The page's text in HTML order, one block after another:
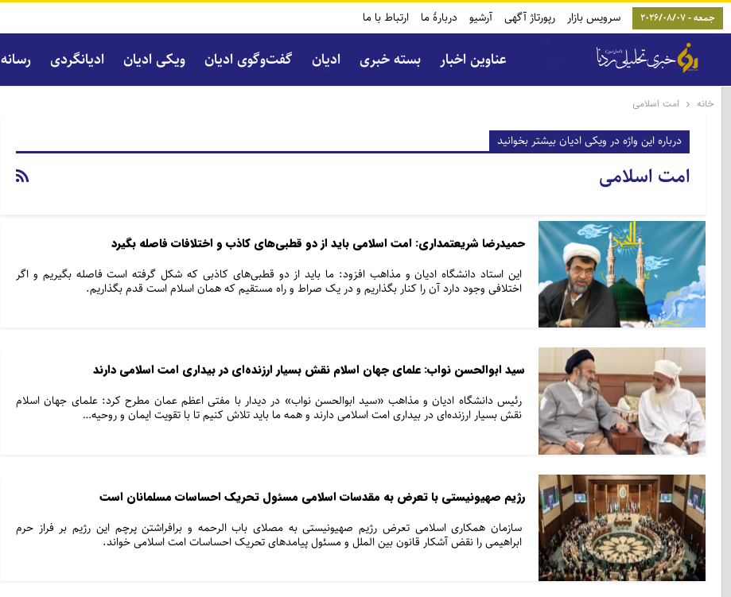
جمعه - 2026/08/07 سرویس بازار رپورتاژ آگهی آرشیو دربارۀ ما ارتباط با ما
عناوین اخبار بسته خبری ادیان گفت‌و‌گوی ادیان ویکی ادیان ادیانگردی رسانه
خانه امت اسلامی
درباره این واژه در ویکی ادیان بیشتر بخوانید
امت اسلامی
حمیدرضا شریعتمداری: امت اسلامی باید از دو قطبی‌های کاذب و اختلافات فاصله بگیرد
این استاد دانشگاه ادیان و مذاهب افزود: ما باید از دو قطبی‌های کاذبی که شکل گرفته است فاصله بگیریم و اگر
اختلافی وجود دارد آن را کنار بگذاریم و در یک صراط و راه مستقیم که همان اسلام است قدم بگذاریم.
سید ابوالحسن نواب: علمای جهان اسلام نقش بسیار ارزنده‌ای در بیداری امت اسلامی دارند
رئیس دانشگاه ادیان و مذاهب «سید ابوالحسن نواب» در دیدار با مفتی اعظم عمان مطرح کرد: علمای جهان اسلام
نقش بسیار ارزنده‌ای در بیداری امت اسلامی دارند و همه ما باید تلاش کنیم تا با تقویت ایمان و روحیه…
رژیم صهیونیستی با تعرض به مقدسات اسلامی مسئول تحریک احساسات مسلمانان است
سازمان همکاری اسلامی تعرض رژیم صهیونیستی به مصلای باب الرحمه و برافراشتن پرچم این رژیم بر فراز حرم
ابراهیمی را نقض آشکار قانون بین الملل و مسئول پیامدهای تحریک احساسات امت اسلامی خواند.